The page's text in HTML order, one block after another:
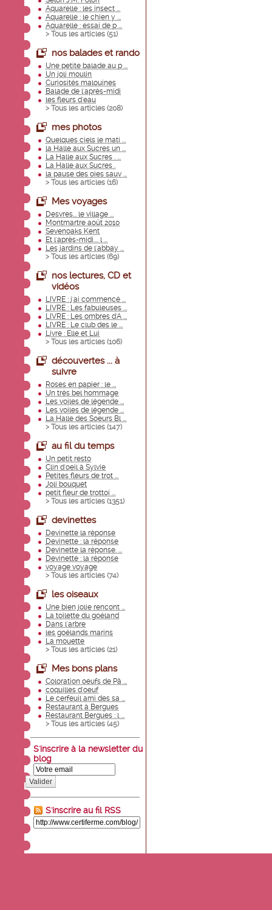
Aquarelle : les insect ...
Aquarelle : le chien y ...
Aquarelle : essai de p ...
> Tous les articles (51)
nos balades et rando
Une petite balade au p ...
Un joli moulin
Curiosités malouines
Balade de l'après-midi
les fleurs d'eau
> Tous les articles (208)
mes photos
Quelques ciels le mati ...
la Halle aux Sucres un ...
La Halle aux Sucres . ...
La Halle aux Sucres .
la pause des oies sauv ...
> Tous les articles (16)
Mes voyages
Desvres... le village ...
Montmartre août 2010
Sevenoaks Kent
Et l'après-midi.... l ...
Les jardins de l'abbay ...
> Tous les articles (69)
nos lectures, CD et
vidéos
LIVRE : j'ai commencé ...
LIVRE : Les fabuleuses ...
LIVRE : Les ombres d'A ...
LIVRE : Le club des le ...
Livre : Elle et Lui
> Tous les articles (106)
découvertes ... à
suivre
Roses en papier : le ...
Un très bel hommage
Les voiles de légende ...
Les voiles de légende ...
La Halle des Soeurs Bl ...
> Tous les articles (147)
au fil du temps
Un petit resto
Clin d'oeil à Sylvie
Petites fleurs de trot ...
Joli bouquet
petit fleur de trottoi ...
> Tous les articles (1351)
devinettes
Devinette la réponse
Devinette : la réponse
Devinette la réponse. ...
Devinette : la réponse
voyage voyage
> Tous les articles (74)
les oiseaux
Une bien jolie rencont ...
La toilette du goéland
Dans l'arbre
les goélands marins
La mouette
> Tous les articles (21)
Mes bons plans
Coloration oeufs de Pâ ...
coquilles d'oeuf
Le cerfeuil ami des sa ...
Restaurant à Bergues
Restaurant Bergues : l ...
> Tous les articles (45)
S'inscrire à la newsletter du
blog
Valider
S'inscrire au fil RSS